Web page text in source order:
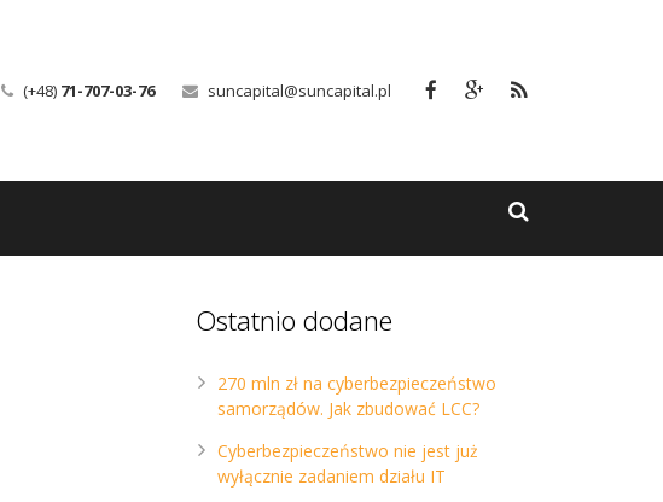
(+48) 71-707-03-76 suncapital@suncapital.pl
Ostatnio dodane
270 mln zł na cyberbezpieczeństwo
samorządów. Jak zbudować LCC?
Cyberbezpieczeństwo nie jest już
wyłącznie zadaniem działu IT